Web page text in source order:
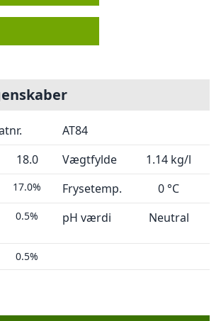
AT84
18.0 Vægtfylde 1.14 kg/l
17.0% Frysetemp. 0 °C
0.5% pH værdi Neutral
0.5%